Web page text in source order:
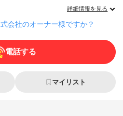
詳細情報を見る
会社のオーナー様ですか？
電話する
マイリスト